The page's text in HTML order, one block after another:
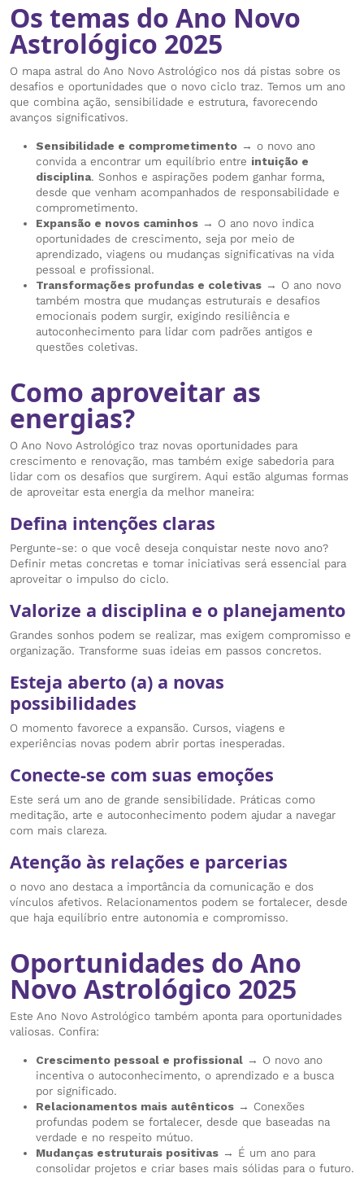
Os temas do Ano Novo
Astrológico 2025
O mapa astral do Ano Novo Astrológico nos dá pistas sobre os
desafios e oportunidades que o novo ciclo traz. Temos um ano
que combina ação, sensibilidade e estrutura, favorecendo
avanços significativos.
Sensibilidade e comprometimento → o novo ano
convida a encontrar um equilíbrio entre intuição e
disciplina. Sonhos e aspirações podem ganhar forma,
desde que venham acompanhados de responsabilidade e
comprometimento.
Expansão e novos caminhos → O ano novo indica
oportunidades de crescimento, seja por meio de
aprendizado, viagens ou mudanças significativas na vida
pessoal e profissional.
Transformações profundas e coletivas → O ano novo
também mostra que mudanças estruturais e desafios
emocionais podem surgir, exigindo resiliência e
autoconhecimento para lidar com padrões antigos e
questões coletivas.
Como aproveitar as
energias?
O Ano Novo Astrológico traz novas oportunidades para
crescimento e renovação, mas também exige sabedoria para
lidar com os desafios que surgirem. Aqui estão algumas formas
de aproveitar esta energia da melhor maneira:
Defina intenções claras
Pergunte-se: o que você deseja conquistar neste novo ano?
Definir metas concretas e tomar iniciativas será essencial para
aproveitar o impulso do ciclo.
Valorize a disciplina e o planejamento
Grandes sonhos podem se realizar, mas exigem compromisso e
organização. Transforme suas ideias em passos concretos.
Esteja aberto (a) a novas
possibilidades
O momento favorece a expansão. Cursos, viagens e
experiências novas podem abrir portas inesperadas.
Conecte-se com suas emoções
Este será um ano de grande sensibilidade. Práticas como
meditação, arte e autoconhecimento podem ajudar a navegar
com mais clareza.
Atenção às relações e parcerias
o novo ano destaca a importância da comunicação e dos
vínculos afetivos. Relacionamentos podem se fortalecer, desde
que haja equilíbrio entre autonomia e compromisso.
Oportunidades do Ano
Novo Astrológico 2025
Este Ano Novo Astrológico também aponta para oportunidades
valiosas. Confira:
Crescimento pessoal e profissional → O novo ano
incentiva o autoconhecimento, o aprendizado e a busca
por significado.
Relacionamentos mais autênticos → Conexões
profundas podem se fortalecer, desde que baseadas na
verdade e no respeito mútuo.
Mudanças estruturais positivas → É um ano para
consolidar projetos e criar bases mais sólidas para o futuro.